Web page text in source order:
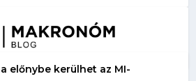
előnybe kerülhet az MI-